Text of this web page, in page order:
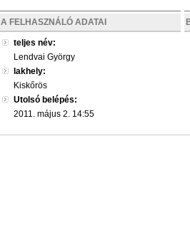
A FELHASZNÁLÓ ADATAI
teljes név:
Lendvai György
lakhely:
Kiskőrös
Utolsó belépés:
2011. május 2. 14:55